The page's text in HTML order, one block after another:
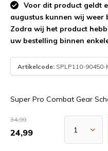
Voor dit product geldt
augustus kunnen wij weer
Zodra wij het product
uw bestelling binnen
Artikelcode: SPLP110-90450-
Super Pro Combat Gear
34,99
24,99